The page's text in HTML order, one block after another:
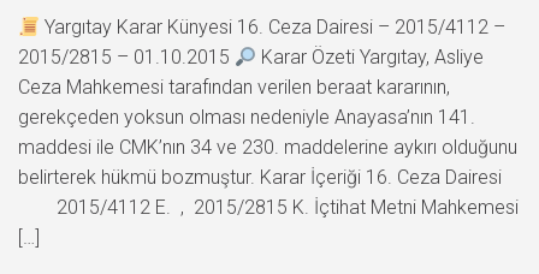
Yargıtay Karar Künyesi 16. Ceza Dairesi – 2015/4112 –
2015/2815 – 01.10.2015
Karar Özeti Yargıtay, Asliye
Ceza Mahkemesi tarafından verilen beraat kararının,
gerekçeden yoksun olması nedeniyle Anayasa’nın 141.
maddesi ile CMK’nın 34 ve 230. maddelerine aykırı olduğunu
belirterek hükmü bozmuştur. Karar İçeriği 16. Ceza Dairesi
2015/4112 E. , 2015/2815 K. İçtihat Metni Mahkemesi
[…]